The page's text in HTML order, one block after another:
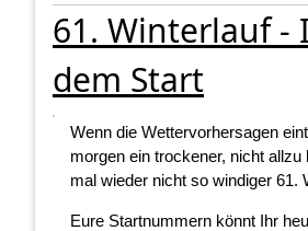
61. Winterlauf -
dem Start
Wenn die Wettervorhersagen
morgen ein trockener, nicht allzu
mal wieder nicht so windiger 61.
Eure Startnummern könnt Ihr